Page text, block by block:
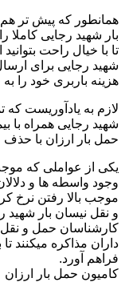
همانطور که پیش تر
بار شهید رجایی کاملا
تا با خیال راحت
شهید رجایی برای
هزینه باربری خود را
لازم به یادآوریست که
شهید رجایی همراه با
حمل بار ارزان با
یکی از عواملی که
وجود واسطه ها و
موجب بالا رفتن نرخ
و نقل نیسان بار
کارشناسان حمل و نقل
داران مذاکره میکنند تا
فراهم آورد.
کامیون حمل بار ارزان